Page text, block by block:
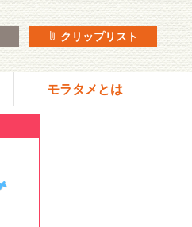
クリップリスト
モラタメとは